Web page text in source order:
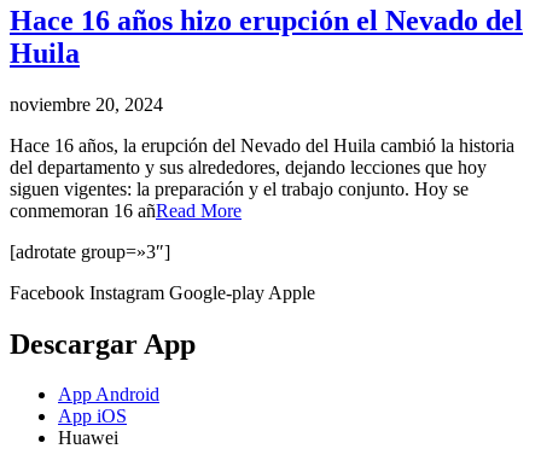
Hace 16 años hizo erupción el Nevado del
Huila
noviembre 20, 2024
Hace 16 años, la erupción del Nevado del Huila cambió la historia
del departamento y sus alrededores, dejando lecciones que hoy
siguen vigentes: la preparación y el trabajo conjunto. Hoy se
conmemoran 16 añRead More
[adrotate group=»3″]
Facebook Instagram Google-play Apple
Descargar App
App Android
App iOS
Huawei